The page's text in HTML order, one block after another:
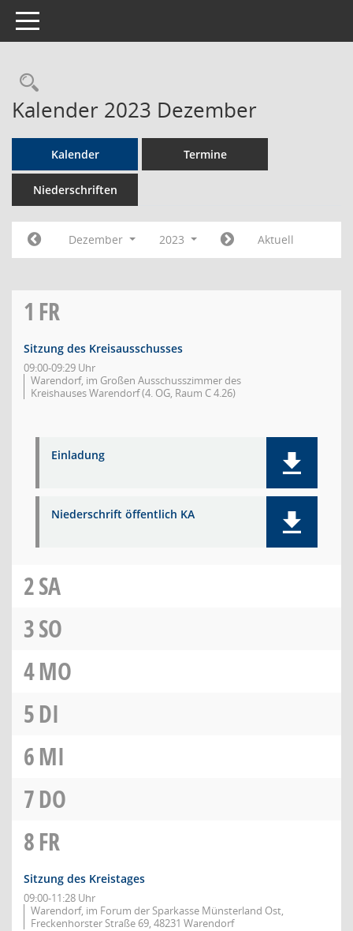
Toggle navigation
Rechercheauswahl
Kalender 2023 Dezember
Kalender Termine
Niederschriften
Dezember 2023 Aktuell
1 FR
Sitzung des Kreisausschusses
09:00-09:29 Uhr
Warendorf, im Großen Ausschusszimmer des
Kreishauses Warendorf (4. OG, Raum C 4.26)
Einladung
Niederschrift öffentlich KA
2SA
3SO
4MO
5DI
6MI
7DO
8FR
Sitzung des Kreistages
09:00-11:28 Uhr
Warendorf, im Forum der Sparkasse Münsterland Ost,
Freckenhorster Straße 69, 48231 Warendorf